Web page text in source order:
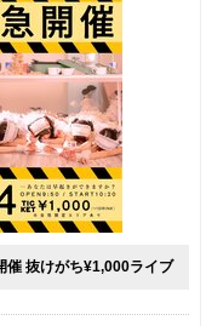
催 抜けがち¥1,000ライブ